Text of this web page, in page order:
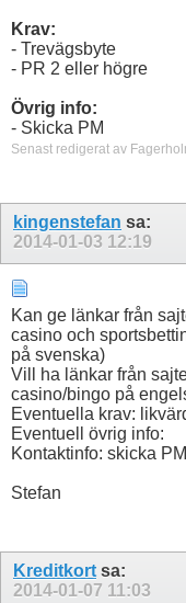
Krav:
- Trevägsbyte
- PR 2 eller högre
Övrig info:
- Skicka PM
Senast redigerat av
kingenstefan sa:
2014-01-03 12:19
Kan ge länkar från
casino och
på svenska)
Vill ha länkar från
casino/bingo på
Eventuella krav:
Eventuell övrig info:
Kontaktinfo: skicka PM
Stefan
Kreditkort sa:
2014-01-07 11:03